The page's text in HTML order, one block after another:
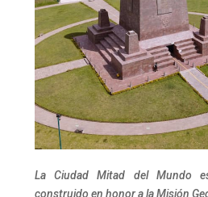
La Ciudad Mitad del Mundo
construido en honor a la Misión